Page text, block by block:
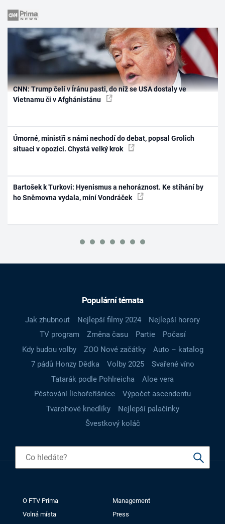
CNN: Trump čelí v Íránu pasti, do níž se USA dostaly ve
Vietnamu či v Afghánistánu
Úmorné, ministři s námi nechodí do debat, popsal Grolich
situaci v opozici. Chystá velký krok
Bartošek k Turkovi: Hyenismus a nehoráznost. Ke stíhání by
ho Sněmovna vydala, míní Vondráček
Populární témata
Jak zhubnout Nejlepší filmy 2024
Nejlepší horory
TV program
Změna času Partie
Počasí
Kdy budou volby
ZOO Nové začátky
Auto – katalog
7 pádů Honzy Dědka
Volby 2025
Svařené víno
Tatarák podle Pohlreicha
Aloe vera
Pěstování lichořeřišnice
Výpočet ascendentu
Tvarohové knedlíky
Nejlepší palačinky
Švestkový koláč
O FTV Prima
Management
Volná místa
Press